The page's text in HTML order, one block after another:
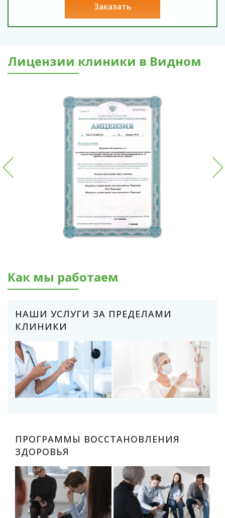
заказать
Лицензии клиники в Видном
Как мы работаем
НАШИ УСЛУГИ ЗА ПРЕДЕЛАМИ
КЛИНИКИ
ПРОГРАММЫ ВОССТАНОВЛЕНИЯ
ЗДОРОВЬЯ